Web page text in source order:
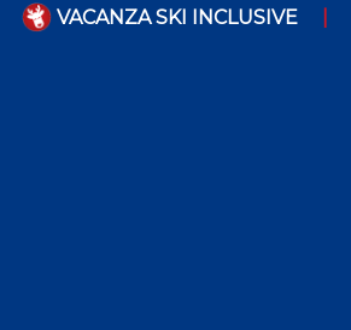
VACANZA SKI INCLUSIVE